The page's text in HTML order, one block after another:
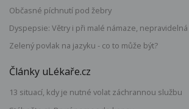
Občasné píchnutí pod žebry
Dyspepsie: Větry i při malé námaze,
Zelený povlak na jazyku - co to může být?
Články uLékaře.cz
13 situací, kdy je nutné volat záchrannou službu